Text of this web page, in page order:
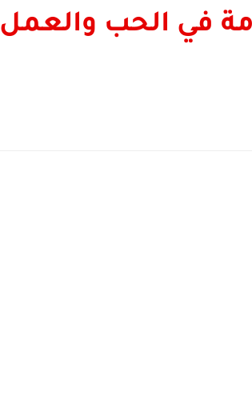
الأحد 10 مايو 2026 العامة في الحب والعمل